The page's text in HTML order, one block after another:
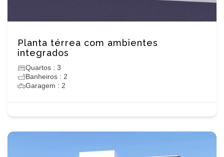
Planta térrea com ambientes
integrados
Quartos : 3
Banheiros : 2
Garagem : 2